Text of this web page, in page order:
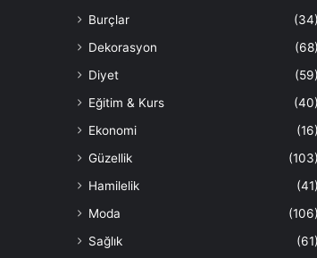
Burçlar
(34)
Dekorasyon
(68)
Diyet
(59)
Eğitim & Kurs
(40)
Ekonomi
(16)
Güzellik
(103)
Hamilelik
(41)
Moda
(106)
Sağlık
(61)